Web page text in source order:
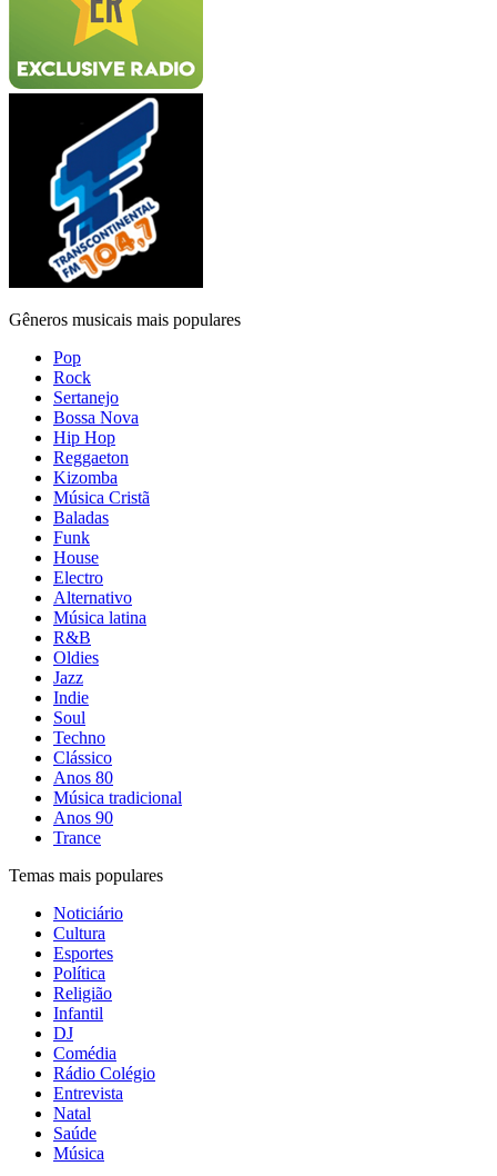
Gêneros musicais mais populares
Pop
Rock
Sertanejo
Bossa Nova
Hip Hop
Reggaeton
Kizomba
Música Cristã
Baladas
Funk
House
Electro
Alternativo
Música latina
R&B
Oldies
Jazz
Indie
Soul
Techno
Clássico
Anos 80
Música tradicional
Anos 90
Trance
Temas mais populares
Noticiário
Cultura
Esportes
Política
Religião
Infantil
DJ
Comédia
Rádio Colégio
Entrevista
Natal
Saúde
Música